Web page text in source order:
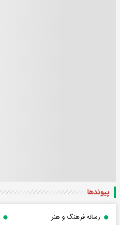
پیوندها
رسانه فرهنگ و هنر